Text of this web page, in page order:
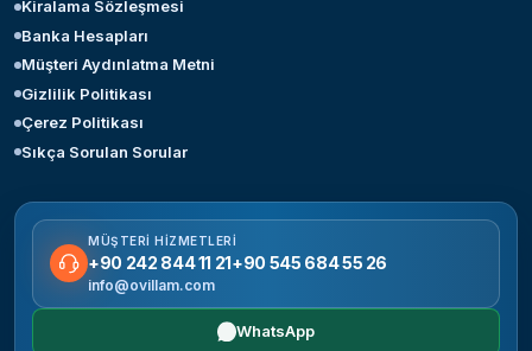
Kiralama Sözleşmesi
Banka Hesapları
Müşteri Aydınlatma Metni
Gizlilik Politikası
Çerez Politikası
Sıkça Sorulan Sorular
MÜŞTERI HIZMETLERI
+90 242 844 11 21+90 545 684 55 26
info@ovillam.com
WhatsApp